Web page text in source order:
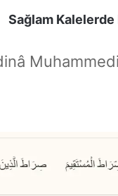
Sağlam Kalelerde